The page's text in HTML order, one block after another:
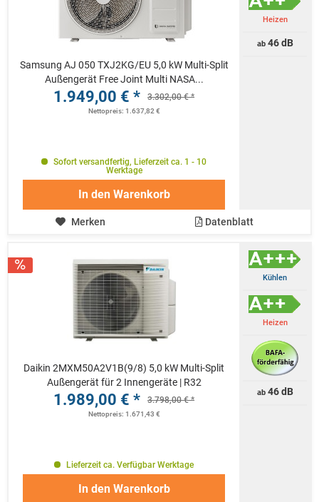
Samsung AJ 050 TXJ2KG/EU 5,0 kW Multi-Split
Außengerät Free Joint Multi NASA...
1.949,00 € * 3.302,00 € *
Nettopreis: 1.637,82 €
Heizen
ab46 dB
Sofort versandfertig, Lieferzeit ca. 1 - 10
Werktage
In den Warenkorb
Merken Datenblatt
Daikin 2MXM50A2V1B(9/8) 5,0 kW Multi-Split
Außengerät für 2 Innengeräte | R32
1.989,00 € * 3.798,00 € *
Nettopreis: 1.671,43 €
Kühlen
Heizen
ab46 dB
Lieferzeit ca. Verfügbar Werktage
In den Warenkorb